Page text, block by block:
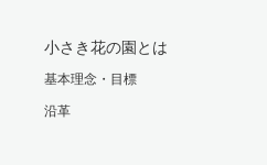
小さき花の園とは
基本理念・目標
沿革